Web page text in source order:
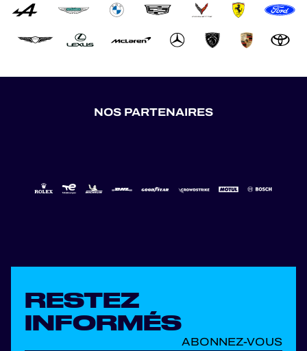
NOS PARTENAIRES
RESTEZ
INFORMÉS
ABONNEZ-VOUS